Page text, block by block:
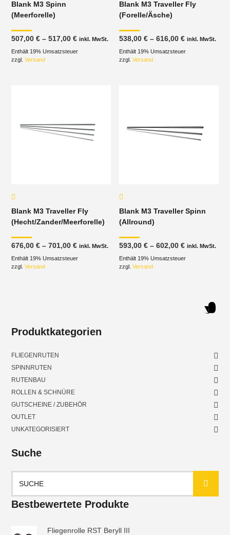
Blank M3 Spinn
(Meerforelle)
507,00€ –517,00€Preisspanne:
bis
inkl. MwSt.
Enthält 19% Umsatzsteuer
zzgl.Versand
Blank M3 Traveller Fly
(Forelle/Äsche)
538,00€ –616,00€
bis
inkl. MwSt.
Enthält 19% Umsatzsteuer
zzgl.Versand
Blank M3 Traveller Fly
(Hecht/Zander/Meerforelle)
676,00€ –701,00€Preisspanne:
bis
inkl. MwSt.
Enthält 19% Umsatzsteuer
zzgl.Versand
Blank M3 Traveller Spinn
(Allround)
593,00€ –602,00€
bis
inkl. MwSt.
Enthält 19% Umsatzsteuer
zzgl.Versand
Produktkategorien
FLIEGENRUTEN
SPINNRUTEN
RUTENBAU
ROLLEN & SCHNÜRE
GUTSCHEINE / ZUBEHÖR
OUTLET
UNKATEGORISIERT
Suche
nach:
Bestbewertete Produkte
Fliegenrolle RST Beryll III